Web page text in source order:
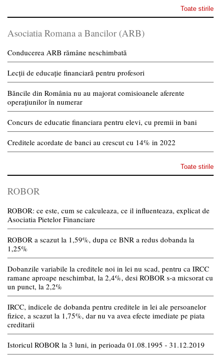
Toate stirile
Asociatia Romana a Bancilor (ARB)
Conducerea ARB rămâne neschimbată
Lecții de educație financiară pentru profesori
Băncile din România nu au majorat comisioanele aferente
operațiunilor în numerar
Concurs de educatie financiara pentru elevi, cu premii in bani
Creditele acordate de banci au crescut cu 14% in 2022
Toate stirile
ROBOR
ROBOR: ce este, cum se calculeaza, ce il influenteaza, explicat de
Asociatia Pietelor Financiare
ROBOR a scazut la 1,59%, dupa ce BNR a redus dobanda la
1,25%
Dobanzile variabile la creditele noi in lei nu scad, pentru ca IRCC
ramane aproape neschimbat, la 2,4%, desi ROBOR s-a micsorat cu
un punct, la 2,2%
IRCC, indicele de dobanda pentru creditele in lei ale persoanelor
fizice, a scazut la 1,75%, dar nu va avea efecte imediate pe piata
creditarii
Istoricul ROBOR la 3 luni, in perioada 01.08.1995 - 31.12.2019